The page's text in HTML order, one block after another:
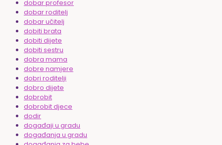
dobar profesor
dobar roditelj
dobar učitelj
dobiti brata
dobiti dijete
dobiti sestru
dobra mama
dobre namjere
dobri roditelji
dobro dijete
dobrobit
dobrobit djece
dodir
događaji u gradu
događanja u gradu